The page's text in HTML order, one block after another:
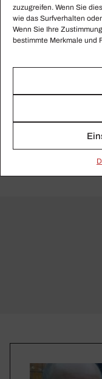
zuzugreifen. Wenn Sie
wie das Surfverhalten
Wenn Sie Ihre
bestimmte Merkmale und